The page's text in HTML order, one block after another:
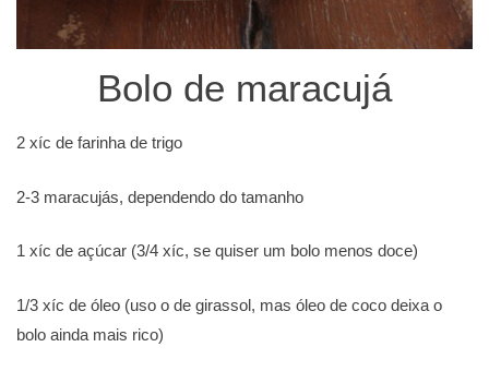
Bolo de maracujá
2 xíc de farinha de trigo
2-3 maracujás, dependendo do tamanho
1 xíc de açúcar (3/4 xíc, se quiser um bolo menos doce)
1/3 xíc de óleo (uso o de girassol, mas óleo de coco deixa o
bolo ainda mais rico)